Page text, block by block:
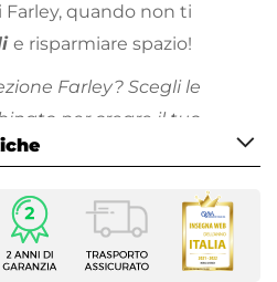
quando non ti
e risparmiare spazio!
Farley? Scegli le
per creare il tuo
posizionati
di cure particolari.
arredi da esterno,